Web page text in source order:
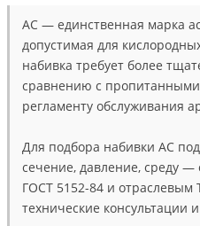
АС — единственная марка
допустимая для
набивка требует более
сравнению с
регламенту обслуживания
Для подбора набивки АС
сечение, давление, среду —
ГОСТ 5152-84 и отраслевым
технические консультации